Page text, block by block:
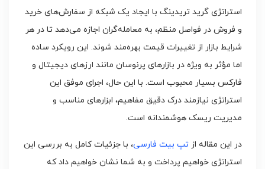
استراتژی گرید تریدینگ با ایجاد یک شبکه از سفارش‌های خرید
و فروش در فواصل منظم، به معامله‌گران اجازه می‌دهد تا در هر
شرایط بازار از تغییرات قیمت بهره‌مند شوند. این رویکرد ساده
اما مؤثر به ویژه در بازارهای پرنوسان مانند ارزهای دیجیتال و
فارکس بسیار محبوب است. با این حال، اجرای موفق این
استراتژی نیازمند درک دقیق مفاهیم، ابزارهای مناسب و
مدیریت ریسک هوشمندانه است.
در این مقاله از تپ بیت فارسی، با جزئیات کامل به بررسی این
استراتژی خواهیم پرداخت و به شما نشان خواهیم داد که